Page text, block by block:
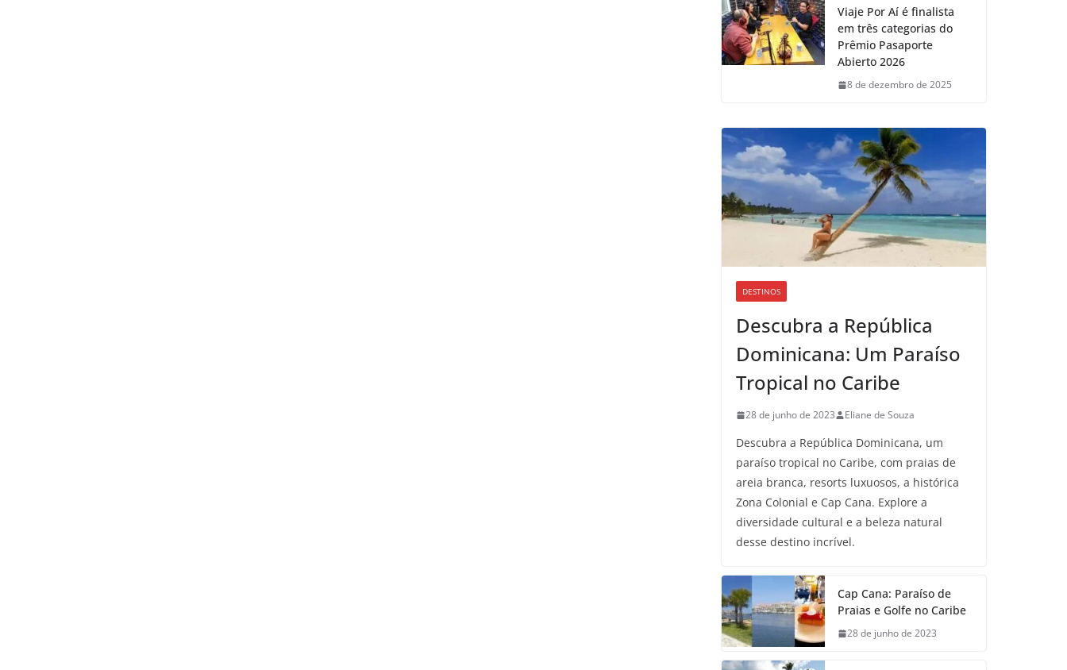
Viaje Por Aí é finalista
em três categorias do
Prêmio Pasaporte
Abierto 2026
8 de dezembro de 2025
DESTINOS
Descubra a República
Dominicana: Um Paraíso
Tropical no Caribe
28 de junho de 2023 Eliane de Souza
Descubra a República Dominicana, um
paraíso tropical no Caribe, com praias de
areia branca, resorts luxuosos, a histórica
Zona Colonial e Cap Cana. Explore a
diversidade cultural e a beleza natural
desse destino incrível.
Cap Cana: Paraíso de
Praias e Golfe no Caribe
28 de junho de 2023